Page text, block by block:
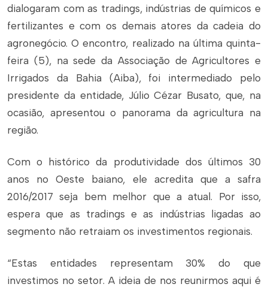
dialogaram com as tradings, indústrias de químicos e
fertilizantes e com os demais atores da cadeia do
agronegócio. O encontro, realizado na última quinta-
feira (5), na sede da Associação de Agricultores e
Irrigados da Bahia (Aiba), foi intermediado pelo
presidente da entidade, Júlio Cézar Busato, que, na
ocasião, apresentou o panorama da agricultura na
região.
Com o histórico da produtividade dos últimos 30
anos no Oeste baiano, ele acredita que a safra
2016/2017 seja bem melhor que a atual. Por isso,
espera que as tradings e as indústrias ligadas ao
segmento não retraiam os investimentos regionais.
“Estas entidades representam 30% do que
investimos no setor. A ideia de nos reunirmos aqui é